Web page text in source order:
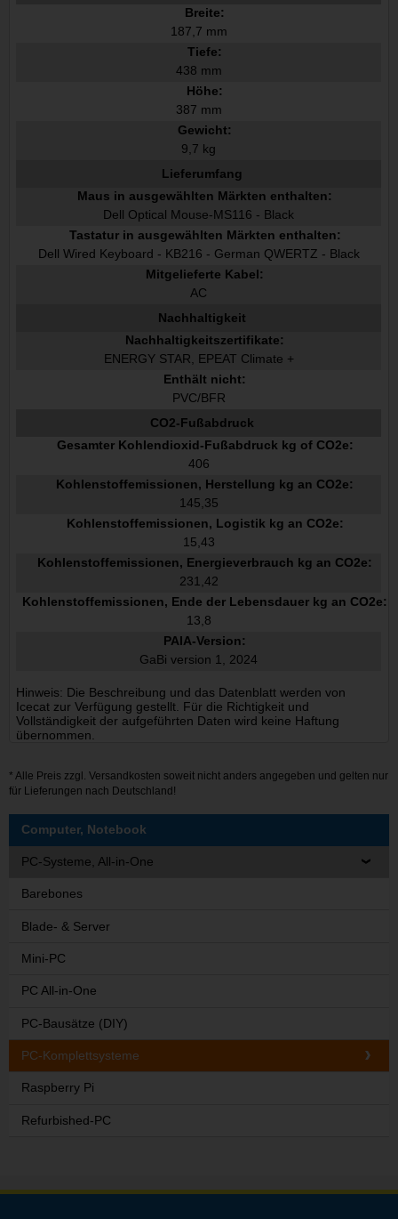
Breite:
187,7 mm
Tiefe:
438 mm
Höhe:
387 mm
Gewicht:
9,7 kg
Lieferumfang
Maus in ausgewählten Märkten enthalten:
Dell Optical Mouse-MS116 - Black
Tastatur in ausgewählten Märkten enthalten:
Dell Wired Keyboard - KB216 - German QWERTZ - Black
Mitgelieferte Kabel:
AC
Nachhaltigkeit
Nachhaltigkeitszertifikate:
ENERGY STAR, EPEAT Climate +
Enthält nicht:
PVC/BFR
CO2-Fußabdruck
Gesamter Kohlendioxid-Fußabdruck kg of CO2e:
406
Kohlenstoffemissionen, Herstellung kg an CO2e:
145,35
Kohlenstoffemissionen, Logistik kg an CO2e:
15,43
Kohlenstoffemissionen, Energieverbrauch kg an CO2e:
231,42
Kohlenstoffemissionen, Ende der Lebensdauer kg an CO2e:
13,8
PAIA-Version:
GaBi version 1, 2024
Hinweis: Die Beschreibung und das Datenblatt werden von
Icecat zur Verfügung gestellt. Für die Richtigkeit und
Vollständigkeit der aufgeführten Daten wird keine Haftung
übernommen.
* Alle Preis zzgl. Versandkosten soweit nicht anders angegeben und gelten nur
für Lieferungen nach Deutschland!
Computer, Notebook
PC-Systeme, All-in-One
Barebones
Blade- & Server
Mini-PC
PC All-in-One
PC-Bausätze (DIY)
PC-Komplettsysteme
Raspberry Pi
Refurbished-PC